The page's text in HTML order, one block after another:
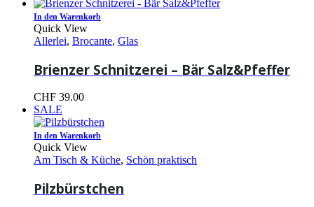
In den Warenkorb
Quick View
Allerlei, Brocante, Glas
Brienzer Schnitzerei – Bär Salz&Pfeffer
CHF 39.00
SALE
In den Warenkorb
Quick View
Am Tisch & Küche, Schön praktisch
Pilzbürstchen